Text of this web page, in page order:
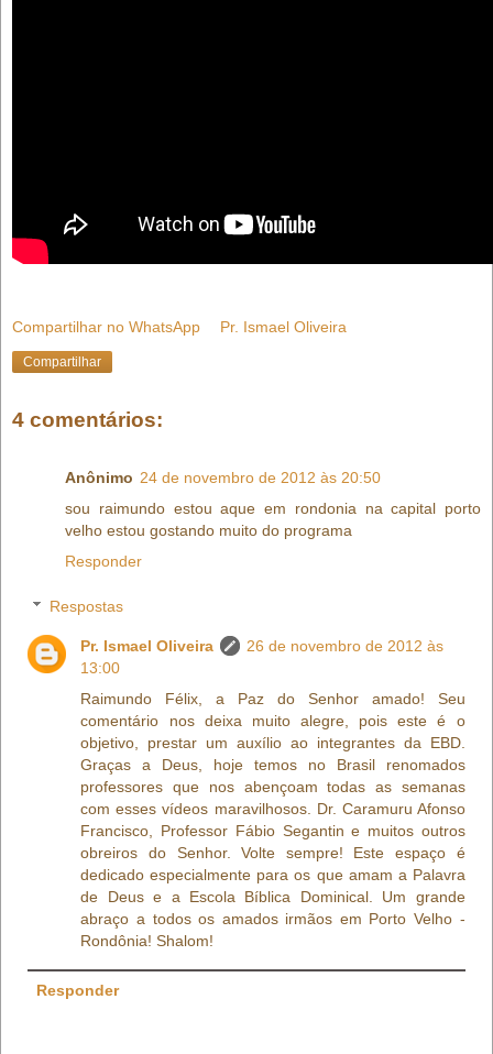
Compartilhar no WhatsApp Pr. Ismael Oliveira
Compartilhar
4 comentários:
Anônimo 24 de novembro de 2012 às 20:50
sou raimundo estou aque em rondonia na capital porto
velho estou gostando muito do programa
Responder
Respostas
Pr. Ismael Oliveira
26 de novembro de 2012 às
13:00
Raimundo Félix, a Paz do Senhor amado! Seu
comentário nos deixa muito alegre, pois este é o
objetivo, prestar um auxílio ao integrantes da EBD.
Graças a Deus, hoje temos no Brasil renomados
professores que nos abençoam todas as semanas
com esses vídeos maravilhosos. Dr. Caramuru Afonso
Francisco, Professor Fábio Segantin e muitos outros
obreiros do Senhor. Volte sempre! Este espaço é
dedicado especialmente para os que amam a Palavra
de Deus e a Escola Bíblica Dominical. Um grande
abraço a todos os amados irmãos em Porto Velho -
Rondônia! Shalom!
Responder